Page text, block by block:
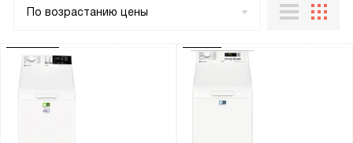
По возрастанию цены